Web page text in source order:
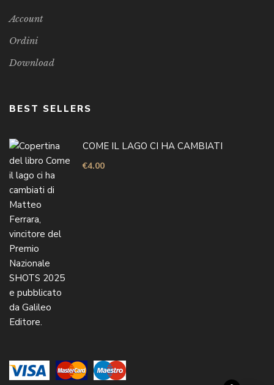
Account
Ordini
Download
BEST SELLERS
COME IL LAGO CI HA CAMBIATI
€4.00